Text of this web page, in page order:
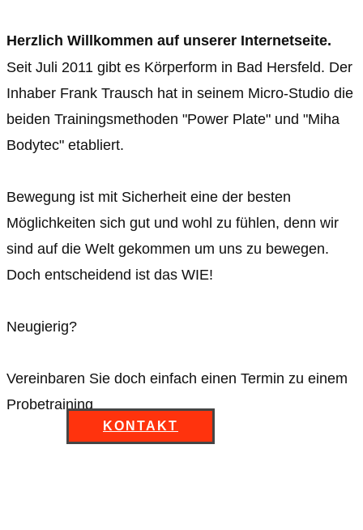
Herzlich Willkommen auf unserer Internetseite.
Seit Juli 2011 gibt es Körperform in Bad Hersfeld. Der
Inhaber Frank Trausch hat in seinem Micro-Studio die
beiden Trainingsmethoden "Power Plate" und "Miha
Bodytec" etabliert.
Bewegung ist mit Sicherheit eine der besten
Möglichkeiten sich gut und wohl zu fühlen, denn wir
sind auf die Welt gekommen um uns zu bewegen.
Doch entscheidend ist das WIE!
Neugierig?
Vereinbaren Sie doch einfach einen Termin zu einem
Probetraining
KONTAKT